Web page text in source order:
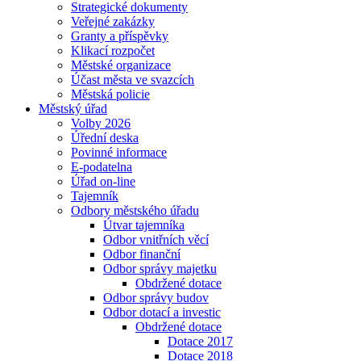
Strategické dokumenty
Veřejné zakázky
Granty a příspěvky
Klikací rozpočet
Městské organizace
Účast města ve svazcích
Městská policie
Městský úřad
Volby 2026
Úřední deska
Povinné informace
E-podatelna
Úřad on-line
Tajemník
Odbory městského úřadu
Útvar tajemníka
Odbor vnitřních věcí
Odbor finanční
Odbor správy majetku
Obdržené dotace
Odbor správy budov
Odbor dotací a investic
Obdržené dotace
Dotace 2017
Dotace 2018